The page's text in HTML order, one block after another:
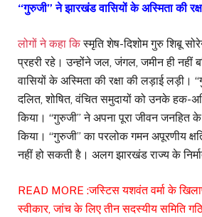
“गुरुजी” ने झारखंड वासियों के अस्मिता की
लोगों ने कहा किस्मृति शेष-दिशोम गुरु शिबू
प्रहरी रहे। उन्होंने जल, जंगल, जमीन ही नहीं
वासियों के अस्मिता की रक्षा की लड़ाई लड़ी।
दलित, शोषित, वंचित समुदायों को उनके हक-
किया। “गुरुजी” ने अपना पूरा जीवन जनहित के
किया। “गुरुजी” का परलोक गमन अपूरणीय
नहीं हो सकती है। अलग झारखंड राज्य के
READ MORE :जस्टिस यशवंत वर्मा के
स्वीकार, जांच के लिए तीन सदस्यीय समिति